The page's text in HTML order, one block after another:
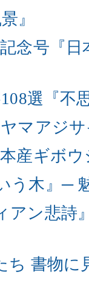
』
念号『
選『不
マアジ
産ギボ
う木』─
アン悲詩
ち 書物に